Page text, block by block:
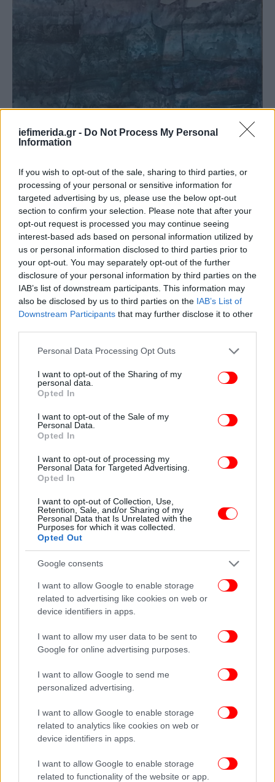
iefimerida.gr - Do Not Process My Personal
Information
If you wish to opt-out of the sale, sharing to third parties, or
processing of your personal or sensitive information for
targeted advertising by us, please use the below opt-out
section to confirm your selection. Please note that after your
opt-out request is processed you may continue seeing
interest-based ads based on personal information utilized by
us or personal information disclosed to third parties prior to
your opt-out. You may separately opt-out of the further
disclosure of your personal information by third parties on the
IAB’s list of downstream participants. This information may
also be disclosed by us to third parties on the IAB’s List of
Downstream Participants that may further disclose it to other
Please note that this website/app uses one or more Google
not limited to your visit or usage behaviour. You may click to
grant or deny consent to Google and its third-party tags to
use your data for below specified purposes in below Google
consent section.
Personal Data Processing Opt Outs
I want to opt-out of the Sharing of my
personal data.
Opted In
I want to opt-out of the Sale of my
Personal Data.
Opted In
I want to opt-out of processing my
Personal Data for Targeted Advertising.
Opted In
I want to opt-out of Collection, Use,
Retention, Sale, and/or Sharing of my
Personal Data that Is Unrelated with the
Purposes for which it was collected.
Opted Out
Google consents
I want to allow Google to enable storage
related to advertising like cookies on web or
device identifiers in apps.
I want to allow my user data to be sent to
Google for online advertising purposes.
I want to allow Google to send me
personalized advertising.
I want to allow Google to enable storage
related to analytics like cookies on web or
device identifiers in apps.
I want to allow Google to enable storage
related to functionality of the website or app.
Βιολέτα Γαζέα
ακουαρέλες
Από Ελληνκής πλευράς, θα τους υποδεχτούν και θα
συνεκθέσουν έργα τους επιλεγμένοι καλλιτέχνες
που ζουν και δραστηριοποιούνται στην Ελλάδα:
Περίφημες ταπισερί του ‘60 στο Μπενάκη -Πάνω σε έργα
Μόραλη, Γκίκα, Βασιλείου [εικόνες]
ΠΟΛΙΤΙΣΜΟΣ 25/10/2019 14:26
Η έκθεση που ετοίμαζε (και δεν πρόλαβε) ο Αγγελος
Δεληβορριάς στο Μπενάκη -Τσίγκοι και ξύλα από το
Μοναστηράκι [εικόνες]